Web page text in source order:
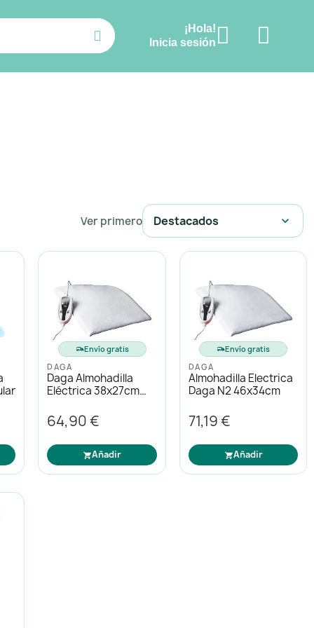
¡Hola!
Inicia sesión
Ver primero Destacados expand_more
Envío gratis
DAGA
Daga Almohadilla
Eléctrica 38x27cm
64,90 €
Añadir
Envío gratis
DAGA
Almohadilla Electrica
Daga N2 46x34cm
71,19 €
Añadir